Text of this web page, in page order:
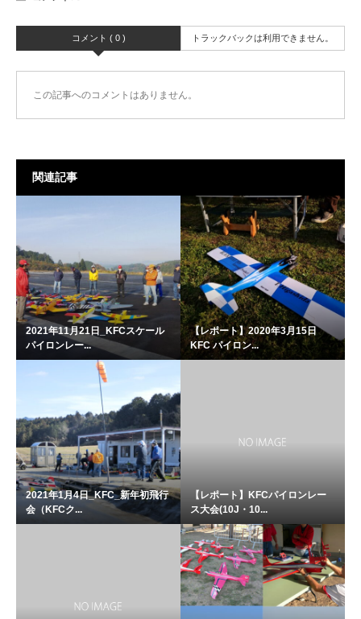
コメント ( 0 ) トラックバックは利用できません。
この記事へのコメントはありません。
関連記事
2021年11月21日_KFCスケール
パイロンレー...
【レポート】2020年3月15日
KFC パイロン...
2021年1月4日_KFC_新年初飛行
会（KFCク...
【レポート】KFCパイロンレー
ス大会(10J・10...